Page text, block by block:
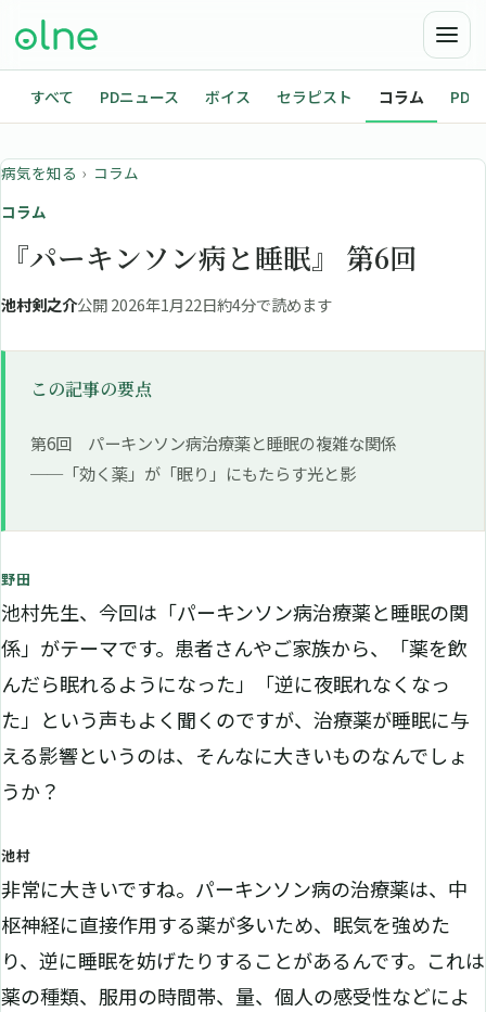
すべて PDニュース ボイス セラピスト コラム PD
病気を知る › コラム
コラム
『パーキンソン病と睡眠』 第6回
池村剣之介公開 2026年1月22日約4分で読めます
この記事の要点
第6回 パーキンソン病治療薬と睡眠の複雑な関係
──「効く薬」が「眠り」にもたらす光と影
野田
池村先生、今回は「パーキンソン病治療薬と睡眠の関
係」がテーマです。患者さんやご家族から、「薬を飲
んだら眠れるようになった」「逆に夜眠れなくなっ
た」という声もよく聞くのですが、治療薬が睡眠に与
える影響というのは、そんなに大きいものなんでしょ
うか？
池村
非常に大きいですね。パーキンソン病の治療薬は、中
枢神経に直接作用する薬が多いため、眠気を強めた
り、逆に睡眠を妨げたりすることがあるんです。これは
薬の種類、服用の時間帯、量、個人の感受性などによ